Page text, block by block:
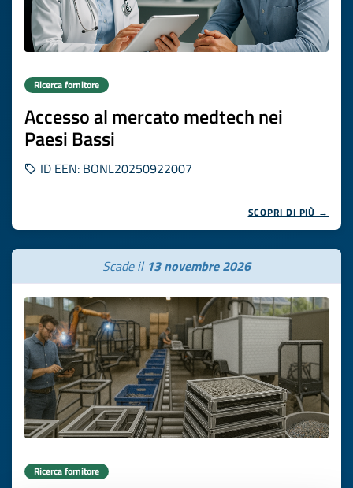
Ricerca fornitore
Accesso al mercato medtech nei
Paesi Bassi
ID EEN: BONL20250922007
SCOPRI DI PIÙ →
Scade il 13 novembre 2026
Ricerca fornitore